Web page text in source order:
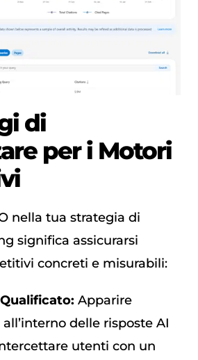
di
per i Motori
nella tua strategia di
significa assicurarsi
concreti e misurabili:
Apparire
delle risposte AI
utenti con un